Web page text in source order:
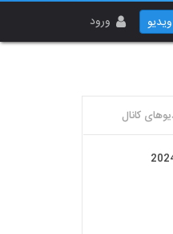
ورود
کانال